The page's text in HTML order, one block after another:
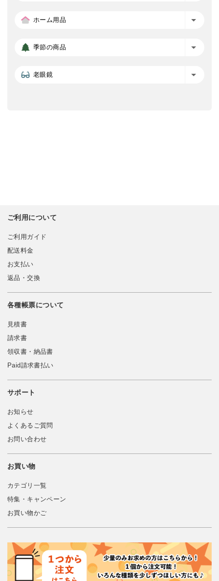
ホーム用品
季節の商品
老眼鏡
ご利用について
ご利用ガイド
配送料金
お支払い
返品・交換
各種帳票について
見積書
請求書
領収書・納品書
Paid請求書払い
サポート
お知らせ
よくあるご質問
お問い合わせ
お買い物
カテゴリ一覧
特集・キャンペーン
お買い物かご